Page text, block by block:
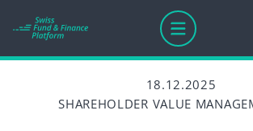
18.12.2025
SHAREHOLDER VALUE